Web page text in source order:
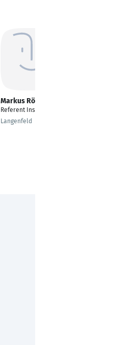
Markus Röhrig
Referent Inspektion
Langenfeld